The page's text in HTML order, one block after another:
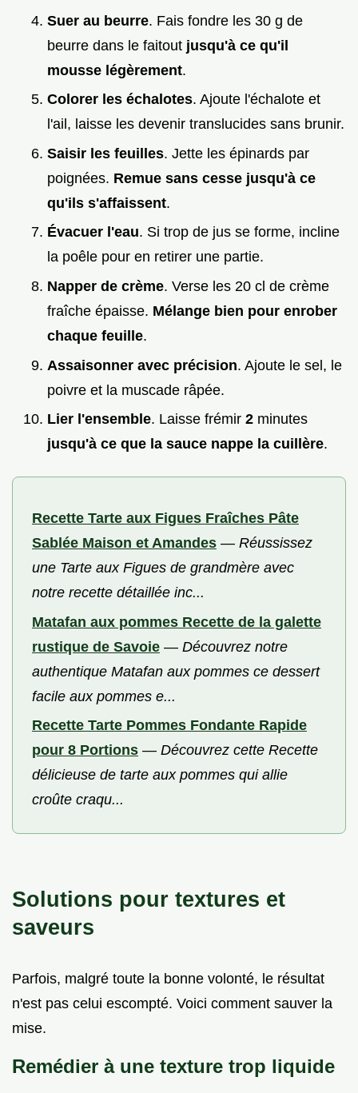
Suer au beurre. Fais fondre les 30 g de
beurre dans le faitout jusqu'à ce qu'il
mousse légèrement.
Colorer les échalotes. Ajoute l'échalote et
l'ail, laisse les devenir translucides sans brunir.
Saisir les feuilles. Jette les épinards par
poignées. Remue sans cesse jusqu'à ce
qu'ils s'affaissent.
Évacuer l'eau. Si trop de jus se forme, incline
la poêle pour en retirer une partie.
Napper de crème. Verse les 20 cl de crème
fraîche épaisse. Mélange bien pour enrober
chaque feuille.
Assaisonner avec précision. Ajoute le sel, le
poivre et la muscade râpée.
Lier l'ensemble. Laisse frémir 2 minutes
jusqu'à ce que la sauce nappe la cuillère.
Recette Tarte aux Figues Fraîches Pâte
Sablée Maison et Amandes — Réussissez
une Tarte aux Figues de grandmère avec
notre recette détaillée inc...
Matafan aux pommes Recette de la galette
rustique de Savoie — Découvrez notre
authentique Matafan aux pommes ce dessert
facile aux pommes e...
Recette Tarte Pommes Fondante Rapide
pour 8 Portions — Découvrez cette Recette
délicieuse de tarte aux pommes qui allie
croûte craqu...
Solutions pour textures et
saveurs
Parfois, malgré toute la bonne volonté, le résultat
n'est pas celui escompté. Voici comment sauver la
mise.
Remédier à une texture trop liquide